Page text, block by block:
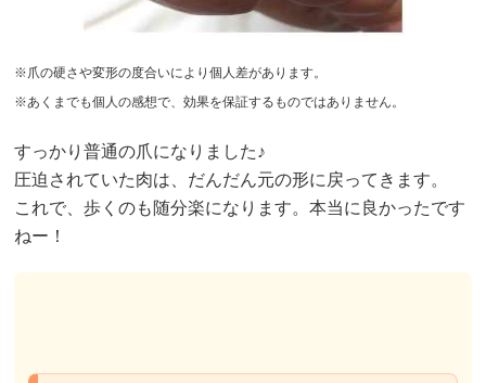
※爪の硬さや変形の度合いにより個人差があります。
※あくまでも個人の感想で、効果を保証するものではありません。
すっかり普通の爪になりました♪
圧迫されていた肉は、だんだん元の形に戻ってきます。
これで、歩くのも随分楽になります。本当に良かったです
ねー！